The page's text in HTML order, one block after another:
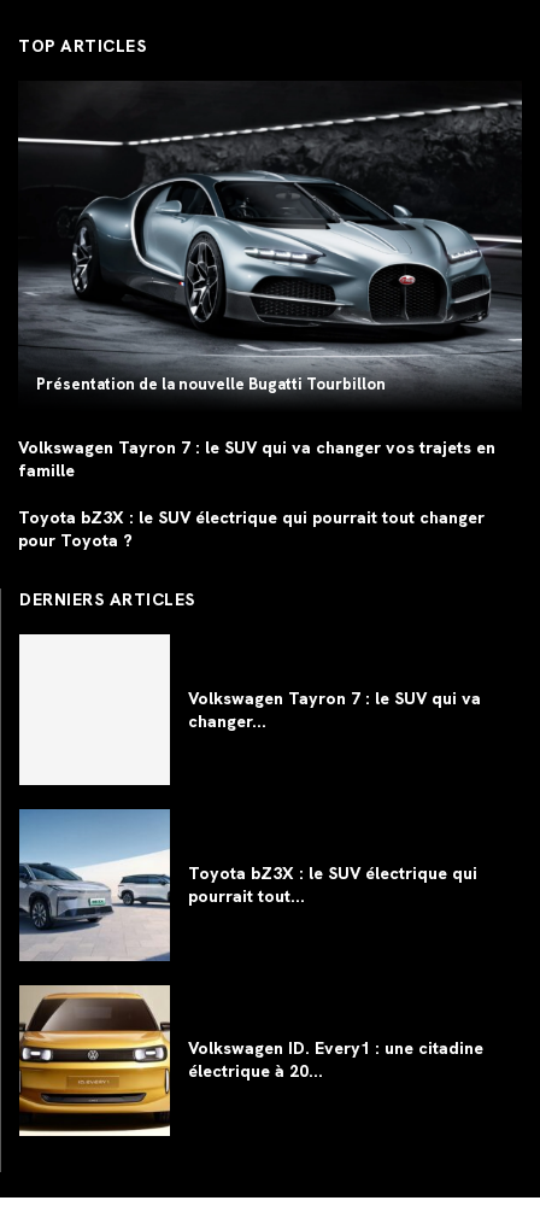
TOP ARTICLES
Présentation de la nouvelle Bugatti Tourbillon
Volkswagen Tayron 7 : le SUV qui va changer vos trajets en
famille
Toyota bZ3X : le SUV électrique qui pourrait tout changer
pour Toyota ?
DERNIERS ARTICLES
Volkswagen Tayron 7 : le SUV qui va
changer...
Toyota bZ3X : le SUV électrique qui
pourrait tout...
Volkswagen ID. Every1 : une citadine
électrique à 20...